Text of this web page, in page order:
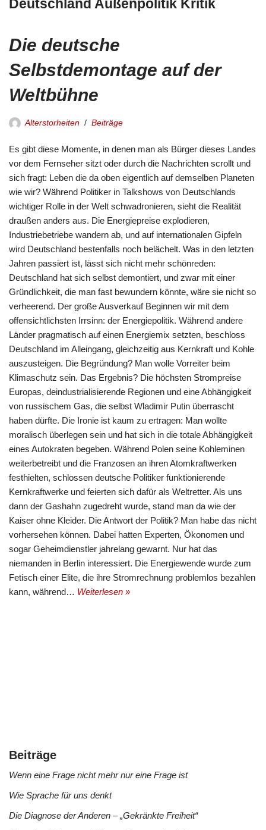
Deutschland Außenpolitik Kritik
Die deutsche
Selbstdemontage auf der
Weltbühne
Alterstorheiten Beiträge
Es gibt diese Momente, in denen man als Bürger dieses Landes
vor dem Fernseher sitzt oder durch die Nachrichten scrollt und
sich fragt: Leben die da oben eigentlich auf demselben Planeten
wie wir? Während Politiker in Talkshows von Deutschlands
wichtiger Rolle in der Welt schwadronieren, sieht die Realität
draußen anders aus. Die Energiepreise explodieren,
Industriebetriebe wandern ab, und auf internationalen Gipfeln
wird Deutschland bestenfalls noch belächelt. Was in den letzten
Jahren passiert ist, lässt sich nicht mehr schönreden:
Deutschland hat sich selbst demontiert, und zwar mit einer
Gründlichkeit, die man fast bewundern könnte, wäre sie nicht so
verheerend. Der große Ausverkauf Beginnen wir mit dem
offensichtlichsten Irrsinn: der Energiepolitik. Während andere
Länder pragmatisch auf einen Energiemix setzten, beschloss
Deutschland im Alleingang, gleichzeitig aus Kernkraft und Kohle
auszusteigen. Die Begründung? Man wolle Vorreiter beim
Klimaschutz sein. Das Ergebnis? Die höchsten Strompreise
Europas, deindustrialisierende Regionen und eine Abhängigkeit
von russischem Gas, die selbst Wladimir Putin überrascht
haben dürfte. Die Ironie ist kaum zu ertragen: Man wollte
moralisch überlegen sein und hat sich in die totale Abhängigkeit
eines Autokraten begeben. Während Polen seine Kohleminen
weiterbetreibt und die Franzosen an ihren Atomkraftwerken
festhielten, schlossen deutsche Politiker funktionierende
Kernkraftwerke und feierten sich dafür als Weltretter. Als uns
dann der Gashahn zugedreht wurde, stand man da wie der
Kaiser ohne Kleider. Die Antwort der Politik? Man habe das nicht
vorhersehen können. Dabei hatten Experten, Ökonomen und
sogar Geheimdienstler jahrelang gewarnt. Nur hat das
niemanden in Berlin interessiert. Die Energiewende wurde zum
Fetisch einer Elite, die ihre Stromrechnung problemlos bezahlen
kann, während… Weiterlesen »
Beiträge
Wenn eine Frage nicht mehr nur eine Frage ist
Wie Sprache für uns denkt
Die Diagnose der Anderen – „Gekränkte Freiheit“